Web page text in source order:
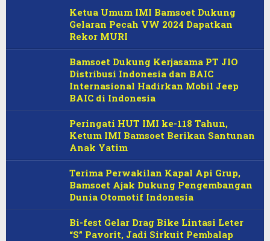
Ketua Umum IMI Bamsoet Dukung
Gelaran Pecah VW 2024 Dapatkan
Rekor MURI
Bamsoet Dukung Kerjasama PT JIO
Distribusi Indonesia dan BAIC
Internasional Hadirkan Mobil Jeep
BAIC di Indonesia
Peringati HUT IMI ke-118 Tahun,
Ketum IMI Bamsoet Berikan Santunan
Anak Yatim
Terima Perwakilan Kapal Api Grup,
Bamsoet Ajak Dukung Pengembangan
Dunia Otomotif Indonesia
Bi-fest Gelar Drag Bike Lintasi Leter
“S” Pavorit, Jadi Sirkuit Pembalap